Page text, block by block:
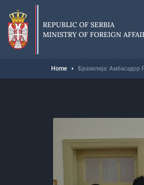
main
content
REPUBLIC OF SERBIA
MINISTRY OF FOREIGN
Breadcrumb
Home Бразилија: Амбасадор